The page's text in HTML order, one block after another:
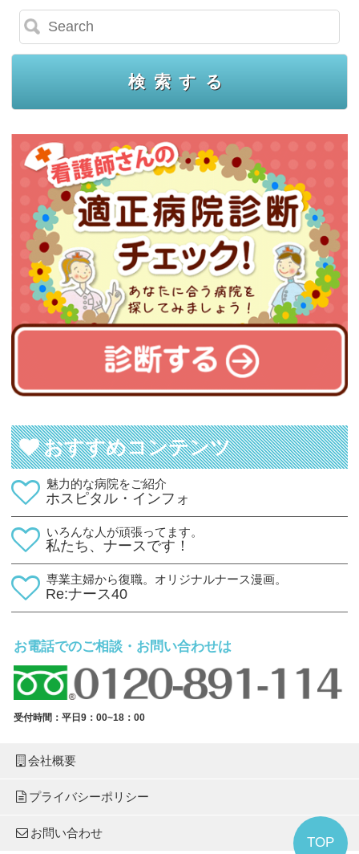
おすすめコンテンツ
魅力的な病院をご紹介
ホスピタル・インフォ
いろんな人が頑張ってます。
私たち、ナースです！
専業主婦から復職。オリジナルナース漫画。
Re:ナース40
TOP
お電話でのご相談・お問い合わせは
受付時間：平日9：00~18：00
会社概要
プライバシーポリシー
お問い合わせ